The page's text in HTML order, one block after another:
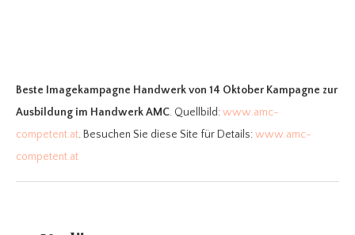
Beste Imagekampagne Handwerkvon 14 Oktober Kampagne zur
Ausbildung im Handwerk AMC. Quellbild:www.amc-
competent.at. Besuchen Sie diese Site für Details:www.amc-
competent.at